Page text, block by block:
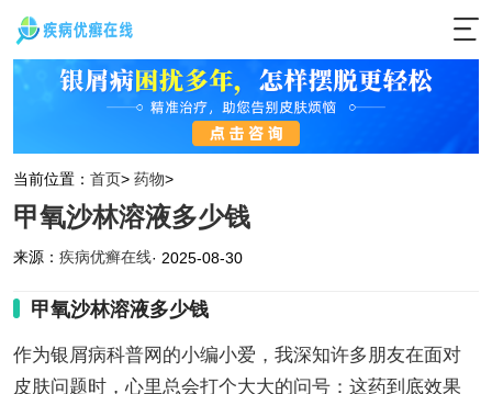
当前位置： 首页> 药物>
甲氧沙林溶液多少钱
来源： 疾病优癣在线· 2025-08-30
甲氧沙林溶液多少钱
作为银屑病科普网的小编小爱，我深知许多朋友在面对
皮肤问题时，心里总会打个大大的问号：这药到底效果